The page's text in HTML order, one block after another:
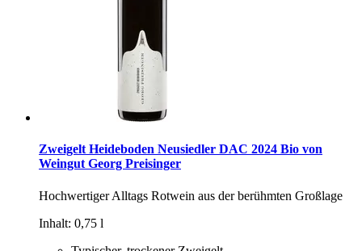
Zweigelt Heideboden Neusiedler DAC 2024 Bio von
Weingut Georg Preisinger
Hochwertiger Alltags Rotwein aus der berühmten Großlage
Inhalt: 0,75 l